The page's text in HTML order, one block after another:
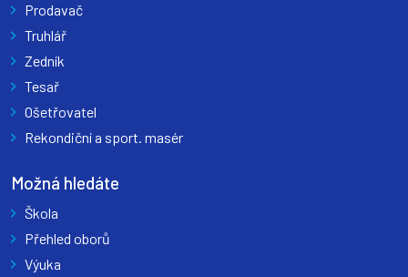
Prodavač
Truhlář
Zedník
Tesař
Ošetřovatel
Rekondiční a sport. masér
Možná hledáte
Škola
Přehled oborů
Výuka